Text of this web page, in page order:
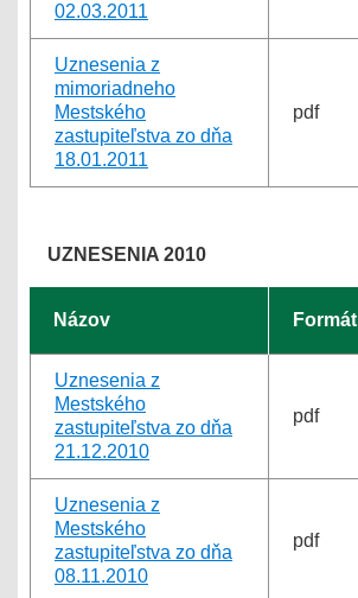
02.03.2011
Uznesenia z
mimoriadneho
Mestského
zastupiteľstva zo dňa
18.01.2011
pdf
UZNESENIA 2010
Názov Formát
Uznesenia z
Mestského
zastupiteľstva zo dňa
21.12.2010
pdf
Uznesenia z
Mestského
zastupiteľstva zo dňa
08.11.2010
pdf